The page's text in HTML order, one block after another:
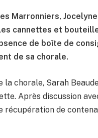
Marronniers,
cannettes et
de boîte de
de sa chorale.
la chorale, Sarah
Après discussion
récupération de